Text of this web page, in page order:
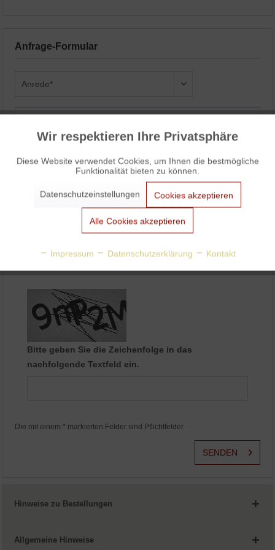
Anfrage-Formular
Bitte geben Sie die Zeichenfolge in das
nachfolgende Textfeld ein.
Die mit einem * markierten Felder sind Pflichtfelder.
SENDEN
Hinweise zu Bestellungen
Allgemeine Hinweise
Funktionale Aktiv
Aktiv
Aktiv
Personalisierung
Wir respektieren Ihre Privatsphäre
Diese Website verwendet Cookies, um Ihnen die bestmögliche
Funktionalität bieten zu können.
Datenschutzeinstellungen Cookies akzeptieren
Alle Cookies akzeptieren
Impressum Datenschutzerklärung Kontakt